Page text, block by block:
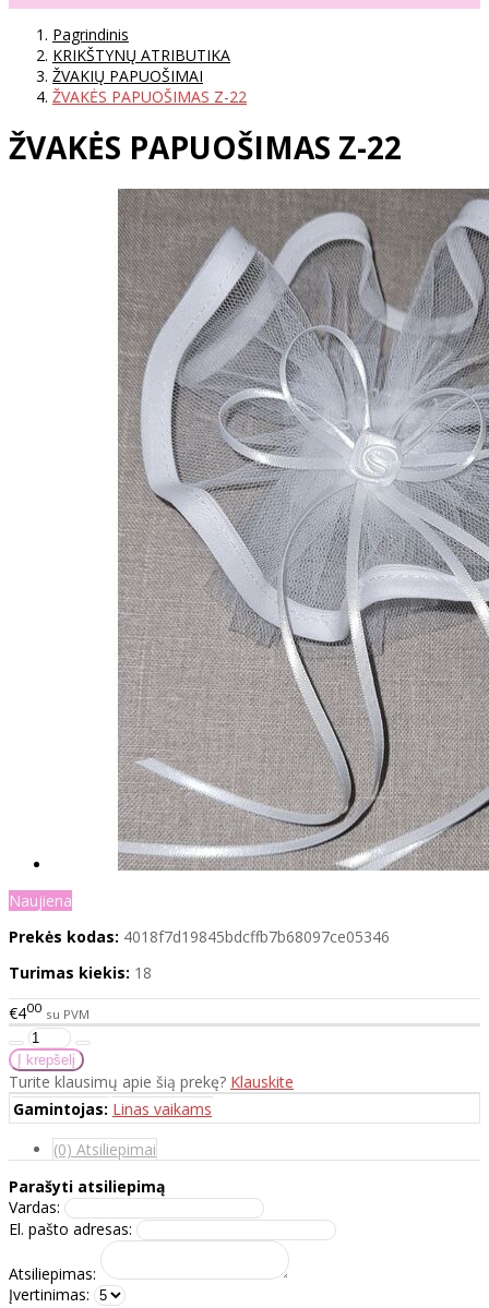
Pagrindinis
KRIKŠTYNŲ ATRIBUTIKA
ŽVAKIŲ PAPUOŠIMAI
ŽVAKĖS PAPUOŠIMAS Z-22
ŽVAKĖS PAPUOŠIMAS Z-22
Naujiena
Prekės kodas: 4018f7d19845bdcffb7b68097ce05346
Turimas kiekis: 18
€400 su PVM
Turite klausimų apie šią prekę? Klauskite
Gamintojas: Linas vaikams
(0) Atsiliepimai
Parašyti atsiliepimą
Vardas:
El. pašto adresas:
Atsiliepimas:
Įvertinimas: